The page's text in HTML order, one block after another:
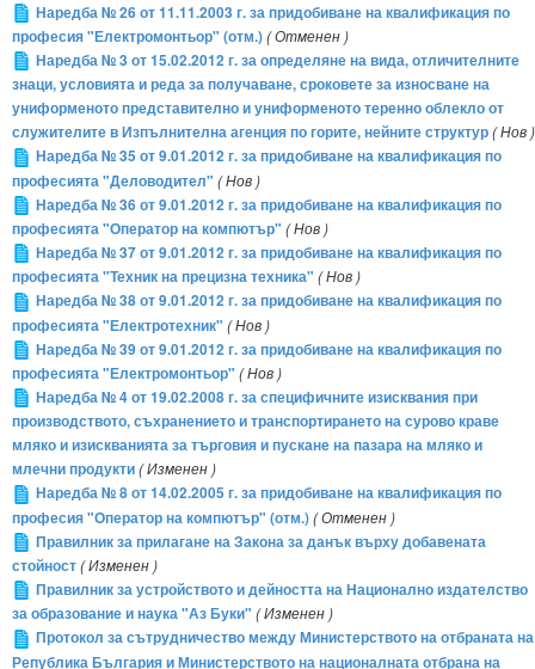
Наредба № 26 от 11.11.2003 г. за придобиване на квалификация по
професия "Електромонтьор" (отм.)( Отменен )
Наредба № 3 от 15.02.2012 г. за определяне на вида, отличителните
знаци, условията и реда за получаване, сроковете за износване на
униформеното представително и униформеното теренно облекло от
служителите в Изпълнителна агенция по горите, нейните структур( Нов )
Наредба № 35 от 9.01.2012 г. за придобиване на квалификация по
професията "Деловодител" ( Нов )
Наредба № 36 от 9.01.2012 г. за придобиване на квалификация по
професията "Оператор на компютър" ( Нов )
Наредба № 37 от 9.01.2012 г. за придобиване на квалификация по
професията "Техник на прецизна техника" ( Нов )
Наредба № 38 от 9.01.2012 г. за придобиване на квалификация по
професията "Електротехник" ( Нов )
Наредба № 39 от 9.01.2012 г. за придобиване на квалификация по
професията "Електромонтьор" ( Нов )
Наредба № 4 от 19.02.2008 г. за специфичните изисквания при
производството, съхранението и транспортирането на сурово краве
мляко и изискванията за търговия и пускане на пазара на мляко и
млечни продукти( Изменен )
Наредба № 8 от 14.02.2005 г. за придобиване на квалификация по
професия "Оператор на компютър" (отм.)( Отменен )
Правилник за прилагане на Закона за данък върху добавената
стойност( Изменен )
Правилник за устройството и дейността на Национално издателство
за образование и наука "Аз Буки" ( Изменен )
Протокол за сътрудничество между Министерството на отбраната на
Република България и Министерството на националната отбрана на